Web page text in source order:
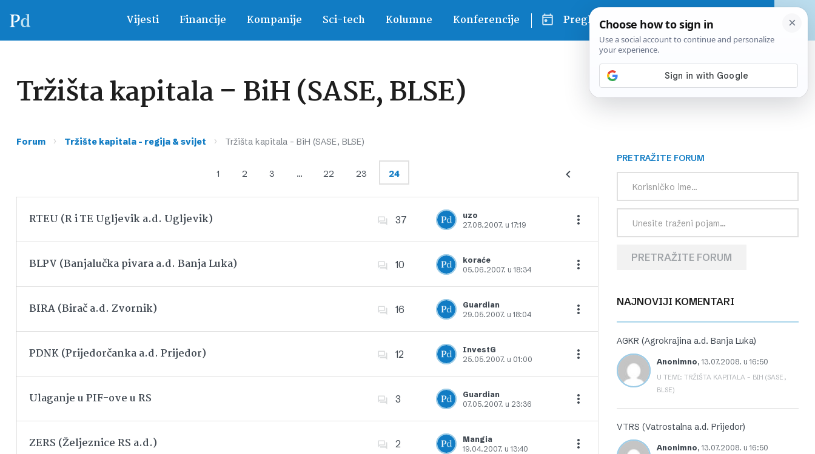
Vijesti Financije Kompanije Sci-tech Kolumne Konferencije Pregled dana
Tržišta kapitala – BiH (SASE, BLSE)
Forum › Tržište kapitala – regija & svijet › Tržišta kapitala – BiH (SASE, BLSE)
1 2 3 … 22 23 24
RTEU (R i TE Ugljevik a.d. Ugljevik) 37
uzo
27.08.2007. u 17:19
Dodajte u favorite
BLPV (Banjalučka pivara a.d. Banja Luka) 10
koraće
05.06.2007. u 18:34
Dodajte u favorite
BIRA (Birač a.d. Zvornik) 16
Guardian
29.05.2007. u 18:04
Dodajte u favorite
PDNK (Prijedorčanka a.d. Prijedor) 12
InvestG
25.05.2007. u 01:00
Dodajte u favorite
Ulaganje u PIF-ove u RS 3
Guardian
07.05.2007. u 23:36
Dodajte u favorite
ZERS (Željeznice RS a.d.) 2
Mangia
19.04.2007. u 13:40
PRETRAŽITE FORUM
PRETRAŽITE FORUM
NAJNOVIJI KOMENTARI
AGKR (Agrokrajina a.d. Banja Luka)
Anonimno, 13.07.2008. u 16:50
U TEMI: TRŽIŠTA KAPITALA – BIH (SASE,
BLSE)
VTRS (Vatrostalna a.d. Prijedor)
Anonimno, 13.07.2008. u 16:50